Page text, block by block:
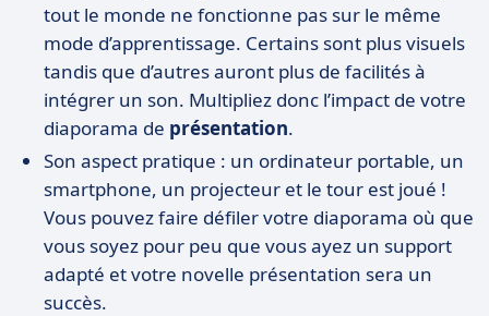
tout le monde ne fonctionne pas sur le même
mode d’apprentissage. Certains sont plus visuels
tandis que d’autres auront plus de facilités à
intégrer un son. Multipliez donc l’impact de votre
diaporama de présentation.
Son aspect pratique : un ordinateur portable, un
smartphone, un projecteur et le tour est joué !
Vous pouvez faire défiler votre diaporama où que
vous soyez pour peu que vous ayez un support
adapté et votre novelle présentation sera un
succès.